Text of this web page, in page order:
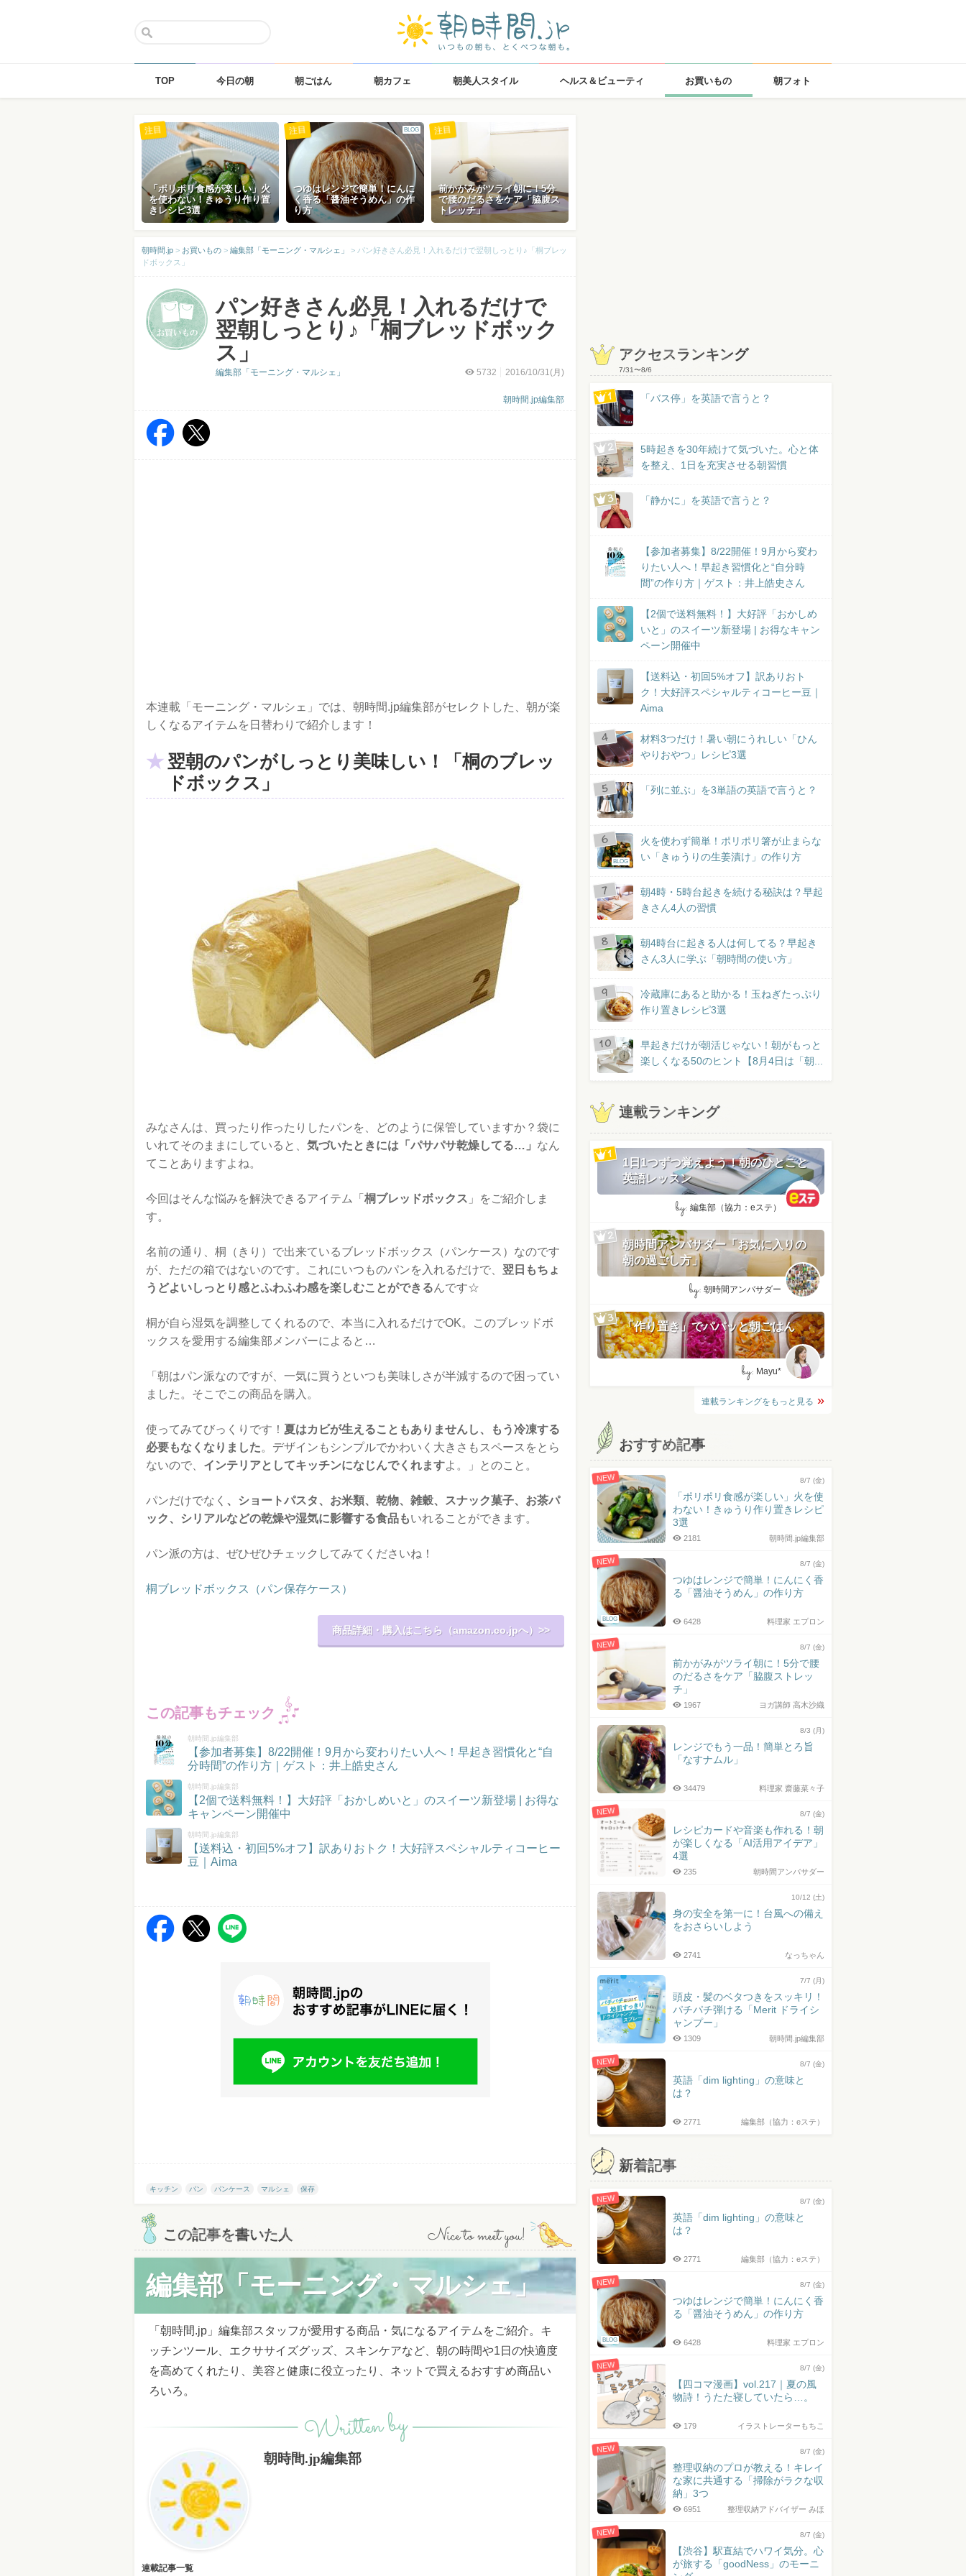
TOP 今日の朝 朝ごはん 朝カフェ 朝美人スタイル ヘルス＆ビューティ お買いもの 朝フォト
「ポリポリ食感が楽しい」火
を使わない！きゅうり作り置
きレシピ3選
注目 BLOG
つゆはレンジで簡単！にんに
く香る「醤油そうめん」の作
り方
注目
前かがみがツライ朝に！5分
で腰のだるさをケア「脇腹ス
トレッチ」
注目
朝時間.jp > お買いもの > 編集部「モーニング・マルシェ」 > パン好きさん必見！入れるだけで翌朝しっとり♪「桐ブレッ
ドボックス」
パン好きさん必見！入れるだけで
翌朝しっとり♪「桐ブレッドボック
ス」
5732 2016/10/31(月)
朝時間.jp編集部
編集部「モーニング・マルシェ」
本連載「モーニング・マルシェ」では、朝時間.jp編集部がセレクトした、朝が楽
しくなるアイテムを日替わりで紹介します！
翌朝のパンがしっとり美味しい！「桐のブレッ
ドボックス」
みなさんは、買ったり作ったりしたパンを、どのように保管していますか？袋に
いれてそのままにしていると、 気づいたときには「パサパサ乾燥してる…」 なん
てことありますよね。
今回はそんな悩みを解決できるアイテム「 桐ブレッドボックス 」をご紹介しま
す。
名前の通り、桐（きり）で出来ているブレッドボックス（パンケース）なのです
が、ただの箱ではないのです。これにいつものパンを入れるだけで、 翌日もちょ
うどよいしっとり感とふわふわ感を楽しむことができるんです☆
桐が自ら湿気を調整してくれるので、本当に入れるだけでOK。このブレッドボ
ックスを愛用する編集部メンバーによると…
「朝はパン派なのですが、一気に買うといつも美味しさが半減するので困ってい
ました。そこでこの商品を購入。
使ってみてびっくりです！ 夏はカビが生えることもありませんし、もう冷凍する
必要もなくなりました。デザインもシンプルでかわいく大きさもスペースをとら
ないので、 インテリアとしてキッチンになじんでくれますよ。」とのこと。
パンだけでなく 、ショートパスタ、お米類、乾物、雑穀、スナック菓子、お茶パ
ック、シリアルなどの乾燥や湿気に影響する食品もいれることができます。
パン派の方は、ぜひぜひチェックしてみてくださいね！
桐ブレッドボックス（パン保存ケース）
商品詳細・購入はこちら（amazon.co.jpへ）>>
この記事もチェック
朝時間.jp編集部
【参加者募集】8/22開催！9月から変わりたい人へ！早起き習慣化と“自
分時間”の作り方｜ゲスト：井上皓史さん
朝時間.jp編集部
【2個で送料無料！】大好評「おかしめいと」のスイーツ新登場 | お得な
キャンペーン開催中
朝時間.jp編集部
【送料込・初回5%オフ】訳ありおトク！大好評スペシャルティコーヒー
豆｜Aima
キッチン パン パンケース マルシェ 保存
この記事を書いた人 Nice to meet you!
編集部「モーニング・マルシェ」
「朝時間.jp」編集部スタッフが愛用する商品・気になるアイテムをご紹介。キ
ッチンツール、エクササイズグッズ、スキンケアなど、朝の時間や1日の快適度
を高めてくれたり、美容と健康に役立ったり、ネットで買えるおすすめ商品い
ろいろ。
Written by
朝時間.jp編集部
連載記事一覧
アクセスランキング
7/31〜8/6
「バス停」を英語で言うと？
5時起きを30年続けて気づいた。心と体
を整え、1日を充実させる朝習慣
「静かに」を英語で言うと？
【参加者募集】8/22開催！9月から変わ
りたい人へ！早起き習慣化と“自分時
間”の作り方｜ゲスト：井上皓史さん
【2個で送料無料！】大好評「おかしめ
いと」のスイーツ新登場 | お得なキャン
ペーン開催中
【送料込・初回5%オフ】訳ありおト
ク！大好評スペシャルティコーヒー豆｜
Aima
材料3つだけ！暑い朝にうれしい「ひん
やりおやつ」レシピ3選
「列に並ぶ」を3単語の英語で言うと？
BLOG
火を使わず簡単！ポリポリ箸が止まらな
い「きゅうりの生姜漬け」の作り方
朝4時・5時台起きを続ける秘訣は？早起
きさん4人の習慣
朝4時台に起きる人は何してる？早起き
さん3人に学ぶ「朝時間の使い方」
冷蔵庫にあると助かる！玉ねぎたっぷり
作り置きレシピ3選
早起きだけが朝活じゃない！朝がもっと
楽しくなる50のヒント【8月4日は「朝...
連載ランキング
1日1つずつ覚えよう！朝のひとこと
英語レッスン
by: 編集部（協力：eステ）
朝時間アンバサダー「お気に入りの
朝の過ごし方」
by: 朝時間アンバサダー
「作り置き」でパパッと朝ごはん
by: Mayu*
連載ランキングをもっと見る
おすすめ記事
NEW 8/7 (金)
「ポリポリ食感が楽しい」火を使
わない！きゅうり作り置きレシピ
3選
朝時間.jp編集部
2181
NEW
BLOG
8/7 (金)
つゆはレンジで簡単！にんにく香
る「醤油そうめん」の作り方
料理家 エプロン
6428
NEW 8/7 (金)
前かがみがツライ朝に！5分で腰
のだるさをケア「脇腹ストレッ
チ」
ヨガ講師 高木沙織
1967
8/3 (月)
レンジでもう一品！簡単とろ旨
「なすナムル」
料理家 齋藤菜々子
34479
NEW 8/7 (金)
レシピカードや音楽も作れる！朝
が楽しくなる「AI活用アイデア」
4選
朝時間アンバサダー
235
10/12 (土)
身の安全を第一に！台風への備え
をおさらいしよう
なっちゃん
2741
7/7 (月)
頭皮・髪のベタつきをスッキリ！
パチパチ弾ける「Merit ドライシ
ャンプー」
朝時間.jp編集部
1309
NEW 8/7 (金)
英語「dim lighting」の意味と
は？
編集部（協力：eステ）
2771
新着記事
NEW 8/7 (金)
英語「dim lighting」の意味と
は？
編集部（協力：eステ）
2771
NEW
BLOG
8/7 (金)
つゆはレンジで簡単！にんにく香
る「醤油そうめん」の作り方
料理家 エプロン
6428
NEW 8/7 (金)
【四コマ漫画】vol.217｜夏の風
物詩！うたた寝していたら…。
イラストレーターもちこ
179
NEW 8/7 (金)
整理収納のプロが教える！キレイ
な家に共通する「掃除がラクな収
納」3つ
整理収納アドバイザー みほ
6951
NEW 8/7 (金)
【渋谷】駅直結でハワイ気分。心
が旅する「goodNess」のモーニ